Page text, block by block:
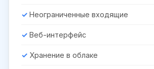
Неограниченные входящие
Веб-интерфейс
Хранение в облаке